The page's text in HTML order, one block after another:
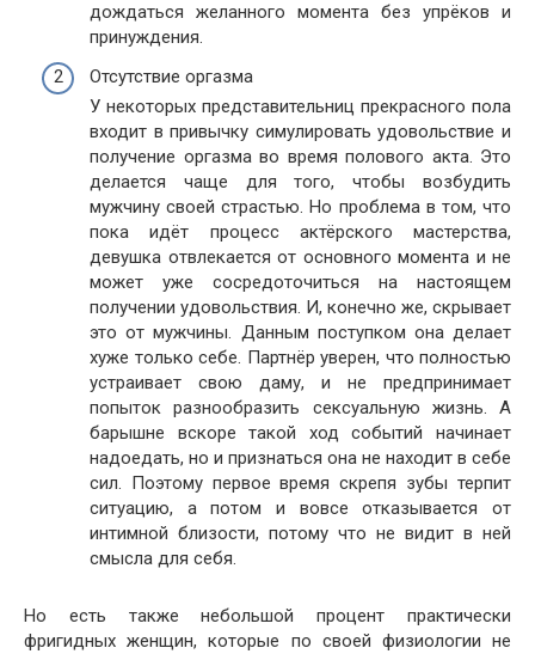
дождаться желанного момента без упрёков и
принуждения.
Отсутствие оргазма
У некоторых представительниц прекрасного пола
входит в привычку симулировать удовольствие и
получение оргазма во время полового акта. Это
делается чаще для того, чтобы возбудить
мужчину своей страстью. Но проблема в том, что
пока идёт процесс актёрского мастерства,
девушка отвлекается от основного момента и не
может уже сосредоточиться на настоящем
получении удовольствия. И, конечно же, скрывает
это от мужчины. Данным поступком она делает
хуже только себе. Партнёр уверен, что полностью
устраивает свою даму, и не предпринимает
попыток разнообразить сексуальную жизнь. А
барышне вскоре такой ход событий начинает
надоедать, но и признаться она не находит в себе
сил. Поэтому первое время скрепя зубы терпит
ситуацию, а потом и вовсе отказывается от
интимной близости, потому что не видит в ней
смысла для себя.
Но есть также небольшой процент практически
фригидных женщин, которые по своей физиологии не